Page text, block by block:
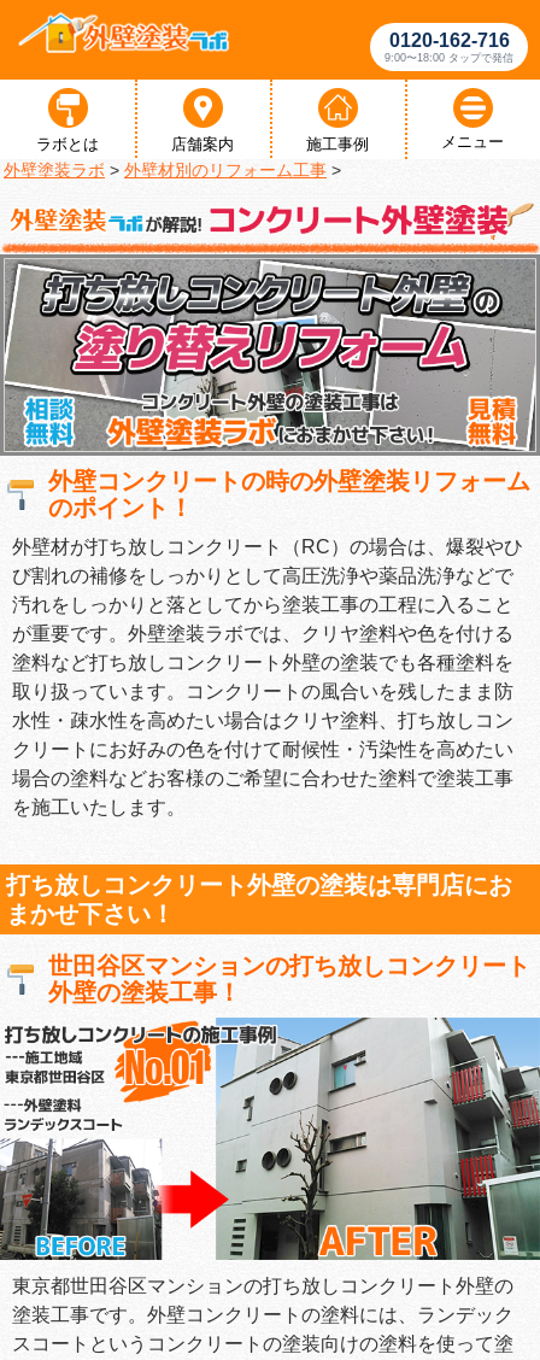
0120-162-716
9:00〜18:00 タップで発信
ラボとは 店舗案内 施工事例 メニュー
外壁塗装ラボ > 外壁材別のリフォーム工事 >
外壁コンクリートの時の外壁塗装リフォーム
のポイント！
外壁材が打ち放しコンクリート（RC）の場合は、爆裂やひ
び割れの補修をしっかりとして高圧洗浄や薬品洗浄などで
汚れをしっかりと落としてから塗装工事の工程に入ること
が重要です。外壁塗装ラボでは、クリヤ塗料や色を付ける
塗料など打ち放しコンクリート外壁の塗装でも各種塗料を
取り扱っています。コンクリートの風合いを残したまま防
水性・疎水性を高めたい場合はクリヤ塗料、打ち放しコン
クリートにお好みの色を付けて耐候性・汚染性を高めたい
場合の塗料などお客様のご希望に合わせた塗料で塗装工事
を施工いたします。
打ち放しコンクリート外壁の塗装は専門店にお
まかせ下さい！
世田谷区マンションの打ち放しコンクリート
外壁の塗装工事！
東京都世田谷区マンションの打ち放しコンクリート外壁の
塗装工事です。外壁コンクリートの塗料には、ランデック
スコートというコンクリートの塗装向けの塗料を使って塗